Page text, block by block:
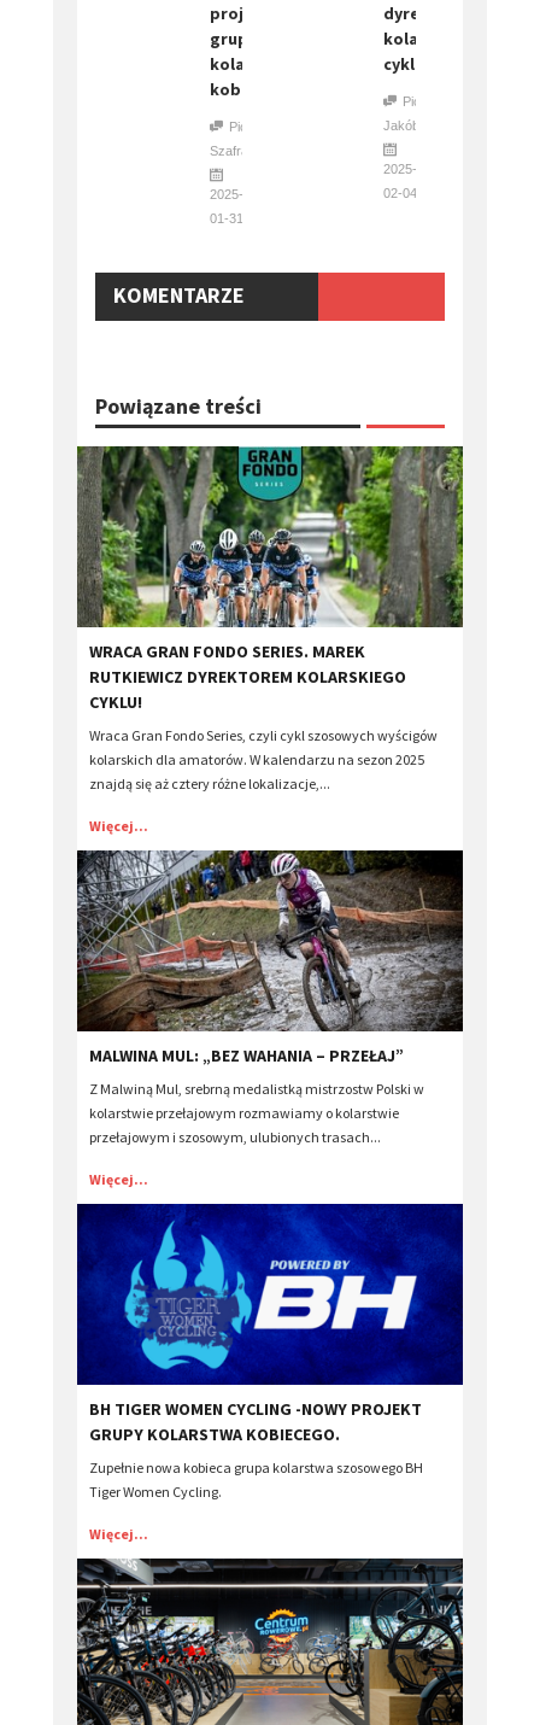
projekt
grupy
kolarstwa
kobiecego.
Piotr
Szafraniec
2025-
01-31
dyrektorem
kolarskiego
cyklu!
Piotr
Jakóbik​
2025-
02-04
KOMENTARZE
Powiązane treści
WRACA GRAN FONDO SERIES. MAREK
RUTKIEWICZ DYREKTOREM KOLARSKIEGO
CYKLU!
Wraca Gran Fondo Series, czyli cykl szosowych wyścigów
kolarskich dla amatorów. W kalendarzu na sezon 2025
znajdą się aż cztery różne lokalizacje,...
Więcej...
MALWINA MUL: „BEZ WAHANIA – PRZEŁAJ”
Z Malwiną Mul, srebrną medalistką mistrzostw Polski w
kolarstwie przełajowym rozmawiamy o kolarstwie
przełajowym i szosowym, ulubionych trasach...
Więcej...
BH TIGER WOMEN CYCLING -NOWY PROJEKT
GRUPY KOLARSTWA KOBIECEGO.
Zupełnie nowa kobieca grupa kolarstwa szosowego BH
Tiger Women Cycling.
Więcej...